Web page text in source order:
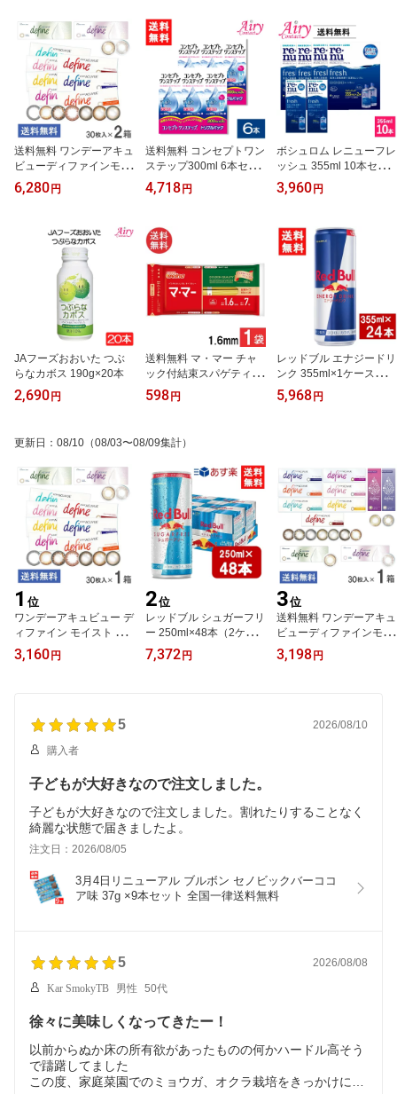
クリアコンタクト
クト
送料無料 ワンデーアキュ
ビューディファインモイ
スト 30枚入 2箱 ジョン
ソン・エンド・ジョンソ
6,280円
送料無料 コンセプトワン
ステップ300ml 6本セッ
ト
4,718円
ボシュロム レニューフレ
ッシュ 355ml 10本セッ
ト レニュー 送料無料
3,960円
JAフーズおおいた つぶ
らなカボス 190g×20本
2,690円
送料無料 マ・マー チャ
ック付結束スパゲティ 1.
6mm 600g 1袋 日清ウェ
ルナ パスタ7分
598円
レッドブル エナジードリ
ンク 355ml×1ケース（2
4本）Red Bull ENERGY
DRINK 送料無料 炭酸飲
5,968円
更新日 ： 08/10 （08/03〜08/09集計）
1 位
ワンデーアキュビュー デ
ィファイン モイスト 30
枚入 1箱 ジョンソン・エ
ンド・ジョンソン カラー
3,160円
2位
レッドブル シュガーフリ
ー 250ml×48本（2ケー
ス） あす楽 宅急便配送
翼をさずける 糖質ゼロ
7,372円
3位
送料無料 ワンデーアキュ
ビューディファインモイ
スト 30枚入 1箱 カラコ
ン
3,198円
5 2026/08/10
購入者
子どもが大好きなので注文しました。
子どもが大好きなので注文しました。割れたりすることなく
綺麗な状態で届きましたよ。
注文日：2026/08/05
3月4日リニューアル ブルボン セノビックバーココ
ア味 37g ×9本セット 全国一律送料無料
5 2026/08/08
Kar SmokyTB 男性 50代
徐々に美味しくなってきたー！
以前からぬか床の所有欲があったものの何かハードル高そう
で躊躇してました
この度、家庭菜園でのミョウガ、オクラ栽培をきっかけに初